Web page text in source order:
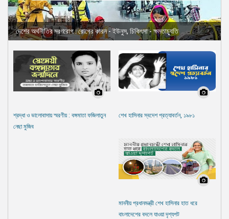
দেশের অর্থনীতির মরণরোগ : রোগের কারন - ইউনুস, চিকিৎসা - ক্ষমতাচ্যুতি
শ্রদ্ধা ও ভালোবাসায় স্মরণীয় : বঙ্গমাতা ফজিলাতুন
নেছা মুজিব
শেখ হাসিনার স্বদেশ প্রত্যাবর্তন, ১৯৮১
মাননীয় প্রধানমন্ত্রী শেখ হাসিনার হাত ধরে
বাংলাদেশের বদলে যাওয়া দৃশ্যপট